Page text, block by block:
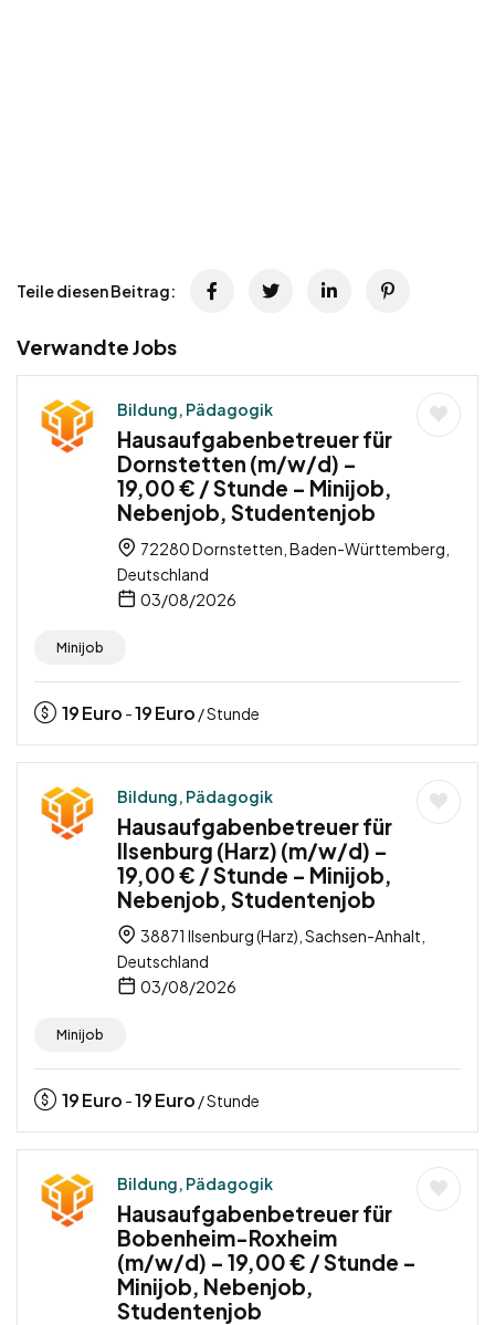
Teile diesen Beitrag:
Verwandte Jobs
Bildung, Pädagogik
Hausaufgabenbetreuer für
Dornstetten (m/w/d) –
19,00 € / Stunde – Minijob,
Nebenjob, Studentenjob
72280 Dornstetten, Baden-Württemberg,
Deutschland
03/08/2026
Minijob
19Euro -19Euro / Stunde
Bildung, Pädagogik
Hausaufgabenbetreuer für
Ilsenburg (Harz) (m/w/d) –
19,00 € / Stunde – Minijob,
Nebenjob, Studentenjob
38871 Ilsenburg (Harz), Sachsen-Anhalt,
Deutschland
03/08/2026
Minijob
19Euro -19Euro / Stunde
Bildung, Pädagogik
Hausaufgabenbetreuer für
Bobenheim-Roxheim
(m/w/d) – 19,00 € / Stunde –
Minijob, Nebenjob,
Studentenjob